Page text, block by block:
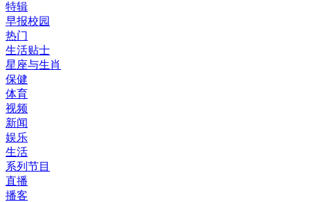
特辑
早报校园
热门
生活贴士
星座与生肖
保健
体育
视频
新闻
娱乐
生活
系列节目
直播
播客